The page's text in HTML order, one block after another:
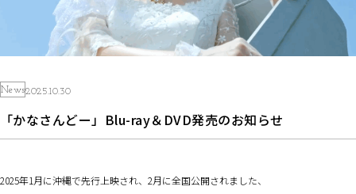
News2025.10.30
「かなさんどー」Blu-ray＆DVD発売のお知らせ
2025年1月に沖縄で先行上映され、2月に全国公開されました、